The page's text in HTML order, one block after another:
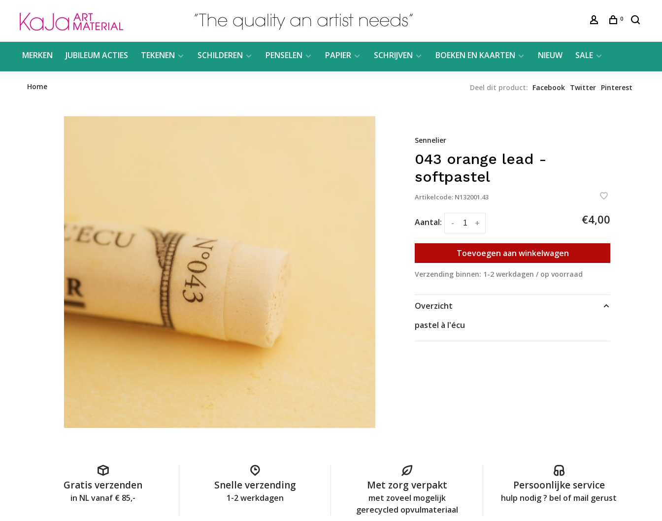
0
MERKEN JUBILEUM ACTIES TEKENEN SCHILDEREN PENSELEN PAPIER SCHRIJVEN BOEKEN EN KAARTEN NIEUW SALE
Home Deel dit product: Facebook Twitter Pinterest
Sennelier
043 orange lead -
softpastel
Artikelcode: N132001.43
Aantal: +
- €4,00
Toevoegen aan winkelwagen
Verzending binnen: 1-2 werkdagen / op voorraad
Overzicht
pastel à l'écu
Gratis verzenden
in NL vanaf € 85,-
Snelle verzending
1-2 werkdagen
Met zorg verpakt
met zoveel mogelijk
gerecycled opvulmateriaal
Persoonlijke service
hulp nodig ? bel of mail gerust